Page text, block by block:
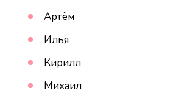
Артём
Илья
Кирилл
Михаил